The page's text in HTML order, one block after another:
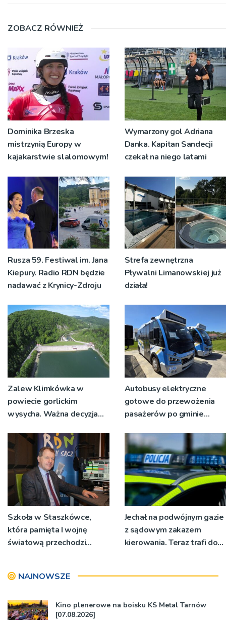
ZOBACZ RÓWNIEŻ
Dominika Brzeska
mistrzynią Europy w
kajakarstwie slalomowym!
Wymarzony gol Adriana
Danka. Kapitan Sandecji
czekał na niego latami
Rusza 59. Festiwal im. Jana
Kiepury. Radio RDN będzie
nadawać z Krynicy-Zdroju
Strefa zewnętrzna
Pływalni Limanowskiej już
działa!
Zalew Klimkówka w
powiecie gorlickim
wysycha. Ważna decyzja
Autobusy elektryczne
gotowe do przewożenia
pasażerów po gminie
Szkoła w Staszkówce,
która pamięta I wojnę
światową przechodzi
Jechał na podwójnym gazie
z sądowym zakazem
kierowania. Teraz trafi do
NAJNOWSZE
Kino plenerowe na boisku KS Metal Tarnów
[07.08.2026]